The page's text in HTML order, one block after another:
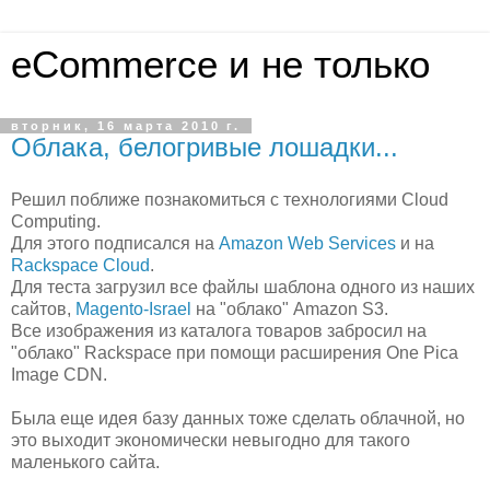
eCommerce и не только
вторник, 16 марта 2010 г.
Облака, белогривые лошадки...
Решил поближе познакомиться с технологиями Cloud
Computing.
Для этого подписался на Amazon Web Services и на
Rackspace Cloud.
Для теста загрузил все файлы шаблона одного из наших
сайтов, Magento-Israel на "облако" Amazon S3.
Все изображения из каталога товаров забросил на
"облако" Rackspace при помощи расширения One Pica
Image CDN.
Была еще идея базу данных тоже сделать облачной, но
это выходит экономически невыгодно для такого
маленького сайта.